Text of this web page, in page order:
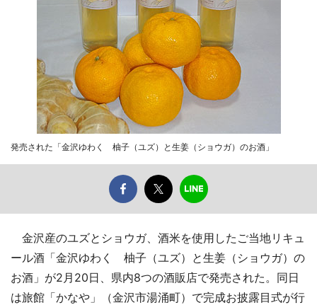
発売された「金沢ゆわく 柚子（ユズ）と生姜（ショウガ）のお酒」
金沢産のユズとショウガ、酒米を使用したご当地リキュ
ール酒「金沢ゆわく 柚子（ユズ）と生姜（ショウガ）の
お酒」が2月20日、県内8つの酒販店で発売された。同日
は旅館「かなや」（金沢市湯涌町）で完成お披露目式が行